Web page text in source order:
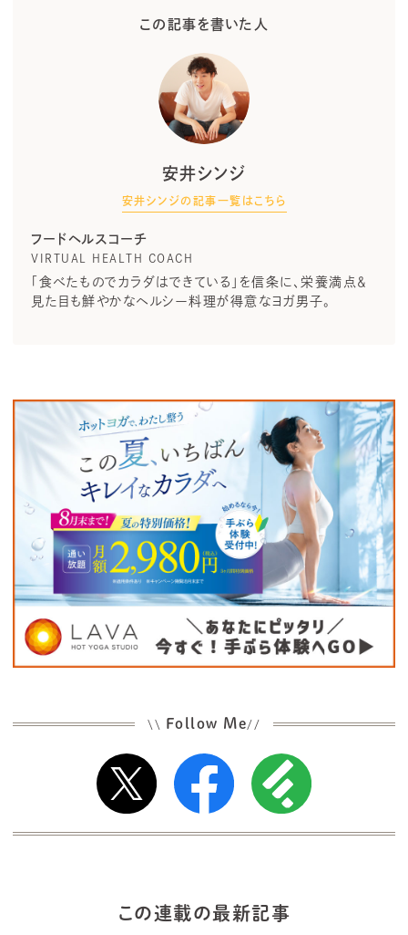
この記事を書いた人
安井シンジ
安井シンジの記事一覧はこちら
フードヘルスコーチ
VIRTUAL HEALTH COACH
「食べたものでカラダはできている」を信条に、栄養満点＆
見た目も鮮やかなヘルシー料理が得意なヨガ男子。
\\ Follow Me//
この連載の最新記事